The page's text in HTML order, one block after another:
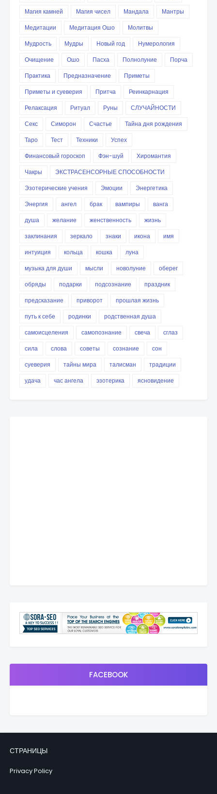
Магия камней
Магия чисел Мандала
Мантры
Медитации
Медитация Ошо
Молитвы
Мудрость
Мудры Новый год
Нумерология
Очищение
Ошо Пасха Полнолуние
Порча
Практика
Предназначение
Приметы
Приметы и суеверия
Притча
Реинкарнация
Релаксация
Ритуал Руны
СЛУЧАЙНОСТИ
Секс
Симорон Счастье
Тайна дня рождения
Таро
Тест Техники
Успех
Финансовый гороскоп
Фэн-шуй
Хиромантия
Чакры
ЭКСТРАСЕНСОРНЫЕ СПОСОБНОСТИ
Эзотерические учения
Эмоции
Энергетика
Энергия
ангел брак вампиры
ванга
душа
желание женственность
жизнь
заклинания
зеркало знаки икона
имя
интуиция
кольца кошка
луна
музыка для души
мысли новолуние
оберег
обряды
подарки подсознание
праздник
предсказание
приворот
прошлая жизнь
путь к себе
родинки
родственная душа
самоисцеления
самопознание свеча
сглаз
сила
слова советы сознание
сон
суеверия
тайны мира талисман
традиции
удача
час ангела эзотерика ясновидение
FACEBOOK
СТРАНИЦЫ
Privacy Policy